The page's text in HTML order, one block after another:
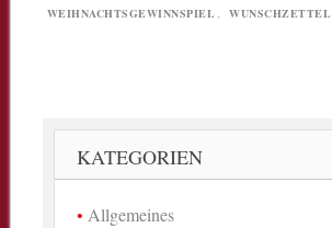
WEIHNACHTSGEWINNSPIEL , WUNSCHZETTEL
KATEGORIEN
Allgemeines